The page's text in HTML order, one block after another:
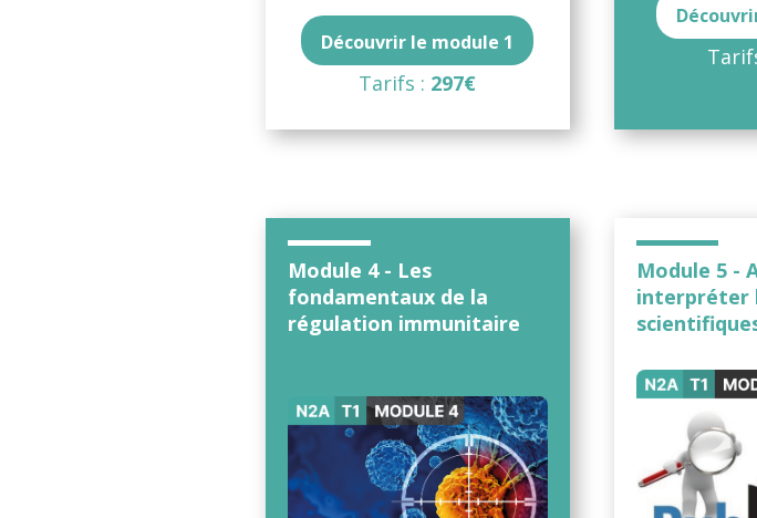
Découvrir le module 1
Tarifs : 297€
Module 4 - Les
fondamentaux de la
régulation immunitaire
Module 5 -
interpréter